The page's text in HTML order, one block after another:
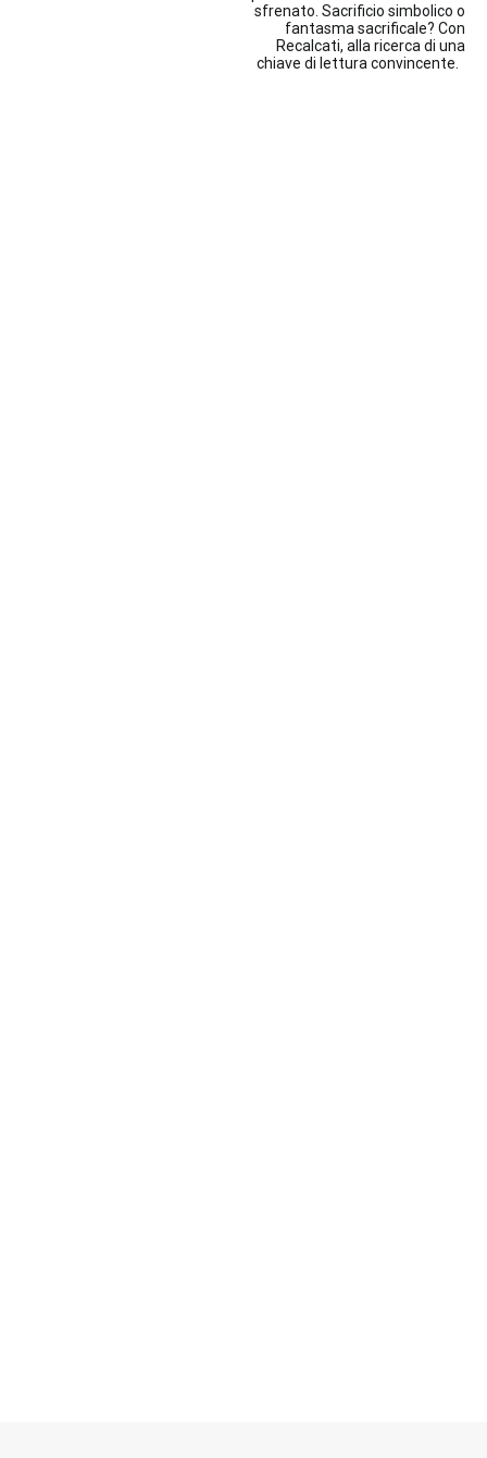
sfrenato. Sacrificio simbolico o
fantasma sacrificale? Con
Recalcati, alla ricerca di una
chiave di lettura convincente.